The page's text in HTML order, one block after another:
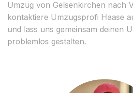
Umzug von Gelsenkirchen nach
kontaktiere Umzugsprofi Haase
und lass uns gemeinsam deinen
problemlos gestalten.